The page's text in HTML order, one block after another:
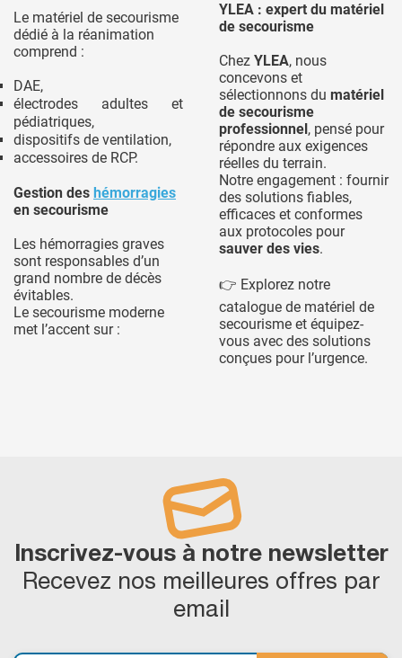
Le matériel de secourisme
dédié à la réanimation
comprend :
DAE,
électrodes adultes et
pédiatriques,
dispositifs de ventilation,
accessoires de RCP.
Gestion des hémorragies
en secourisme
Les hémorragies graves
sont responsables d’un
grand nombre de décès
évitables.
Le secourisme moderne
met l’accent sur :
YLEA : expert du matériel
de secourisme
Chez YLEA, nous
concevons et
sélectionnons du matériel
de secourisme
professionnel , pensé pour
répondre aux exigences
réelles du terrain.
Notre engagement : fournir
des solutions fiables,
efficaces et conformes
aux protocoles pour
sauver des vies.
👉 Explorez notre
catalogue de matériel de
secourisme et équipez-
vous avec des solutions
conçues pour l’urgence.
Inscrivez-vous à notre newsletter
Recevez nos meilleures offres par
email